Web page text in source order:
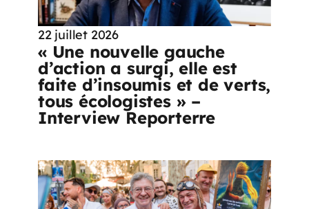
22 juillet 2026
« Une nouvelle gauche
d’action a surgi, elle est
faite d’insoumis et de verts,
tous écologistes » –
Interview Reporterre